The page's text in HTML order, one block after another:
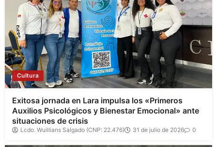
Cultura
Exitosa jornada en Lara impulsa los «Primeros
Auxilios Psicológicos y Bienestar Emocional» ante
situaciones de crisis
Lcdo. Wuillians Salgado (CNP: 22.476) 31 de julio de 2026 0